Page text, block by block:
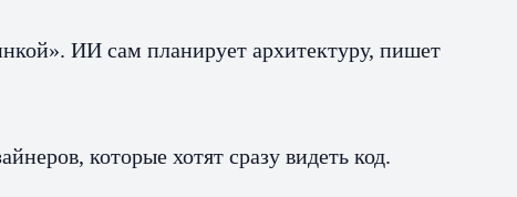
ИИ сам планирует архитектуру, пишет
которые хотят сразу видеть код.